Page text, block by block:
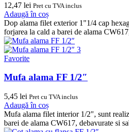
12,47 lei Pret cu TVA inclus
Adaugă în coș
Dop alama filet exterior 1"1/4 cap
forjarea la cald a barei de alama
Favorite
Mufa alama FF 1/2″
5,45 lei Pret cu TVA inclus
Adaugă în coș
Mufa alama filet interior 1/2", sunt
barei de alama CW617, debavurate si